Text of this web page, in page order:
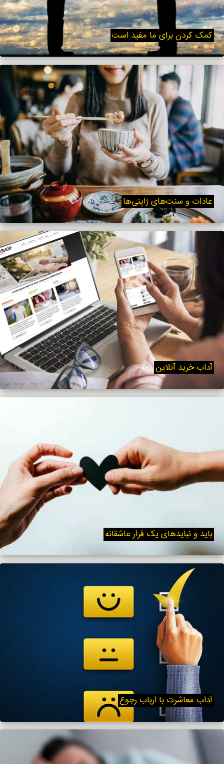
کمک کردن برای ما مفید است
عادات و سنت‌های ژاپنی‌ها
آداب خرید آنلاین
باید و نبایدهای یک قرار عاشقانه
آداب معاشرت با ارباب رجوع